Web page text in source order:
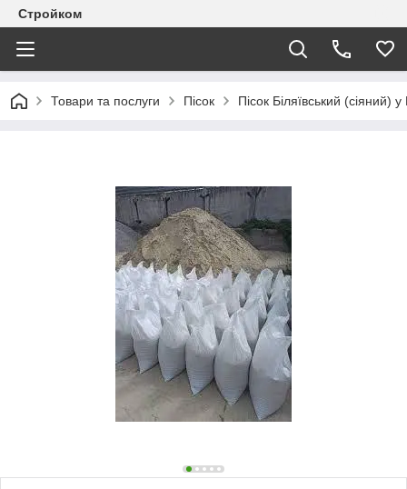
Стройком
Товари та послуги Пісок Пісок Біляївський (сіяний)